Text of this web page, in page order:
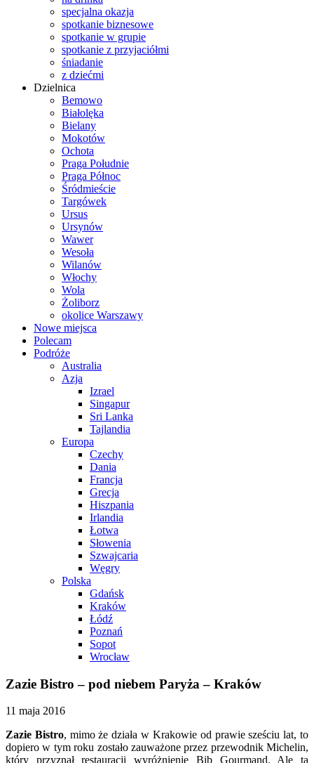
specjalna okazja
spotkanie biznesowe
spotkanie w grupie
spotkanie z przyjaciółmi
śniadanie
z dziećmi
Dzielnica
Bemowo
Białolęka
Bielany
Mokotów
Ochota
Praga Południe
Praga Północ
Śródmieście
Targówek
Ursus
Ursynów
Wawer
Wesoła
Wilanów
Włochy
Wola
Żoliborz
okolice Warszawy
Nowe miejsca
Polecam
Podróże
Australia
Azja
Izrael
Singapur
Sri Lanka
Tajlandia
Europa
Czechy
Dania
Francja
Grecja
Hiszpania
Irlandia
Łotwa
Słowenia
Szwajcaria
Węgry
Polska
Gdańsk
Kraków
Łódź
Poznań
Sopot
Wrocław
Zazie Bistro – pod niebem Paryża – Kraków
11 maja 2016
Zazie Bistro, mimo że działa w Krakowie od prawie sześciu lat, to
dopiero w tym roku zostało zauważone przez przewodnik Michelin,
który przyznał restauracji wyróżnienie Bib Gourmand. Ale ta